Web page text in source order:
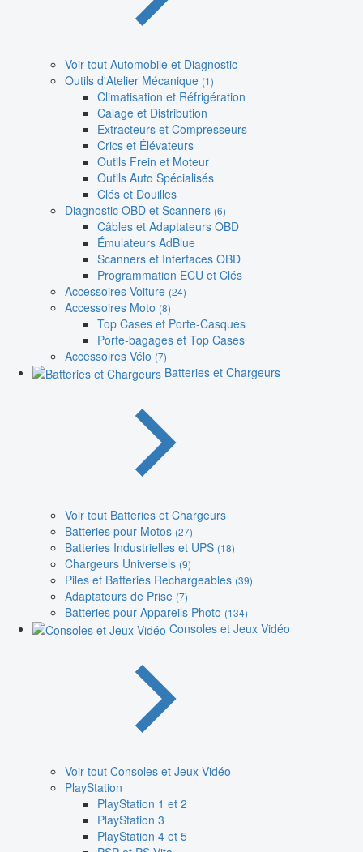
Voir tout Automobile et Diagnostic
Outils d'Atelier Mécanique (1)
Climatisation et Réfrigération
Calage et Distribution
Extracteurs et Compresseurs
Crics et Élévateurs
Outils Frein et Moteur
Outils Auto Spécialisés
Clés et Douilles
Diagnostic OBD et Scanners (6)
Câbles et Adaptateurs OBD
Émulateurs AdBlue
Scanners et Interfaces OBD
Programmation ECU et Clés
Accessoires Voiture (24)
Accessoires Moto (8)
Top Cases et Porte-Casques
Porte-bagages et Top Cases
Accessoires Vélo (7)
Batteries et Chargeurs
Voir tout Batteries et Chargeurs
Batteries pour Motos (27)
Batteries Industrielles et UPS (18)
Chargeurs Universels (9)
Piles et Batteries Rechargeables (39)
Adaptateurs de Prise (7)
Batteries pour Appareils Photo (134)
Consoles et Jeux Vidéo
Voir tout Consoles et Jeux Vidéo
PlayStation
PlayStation 1 et 2
PlayStation 3
PlayStation 4 et 5